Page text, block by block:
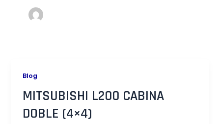
Blog
MITSUBISHI L200 CABINA
DOBLE (4×4)​